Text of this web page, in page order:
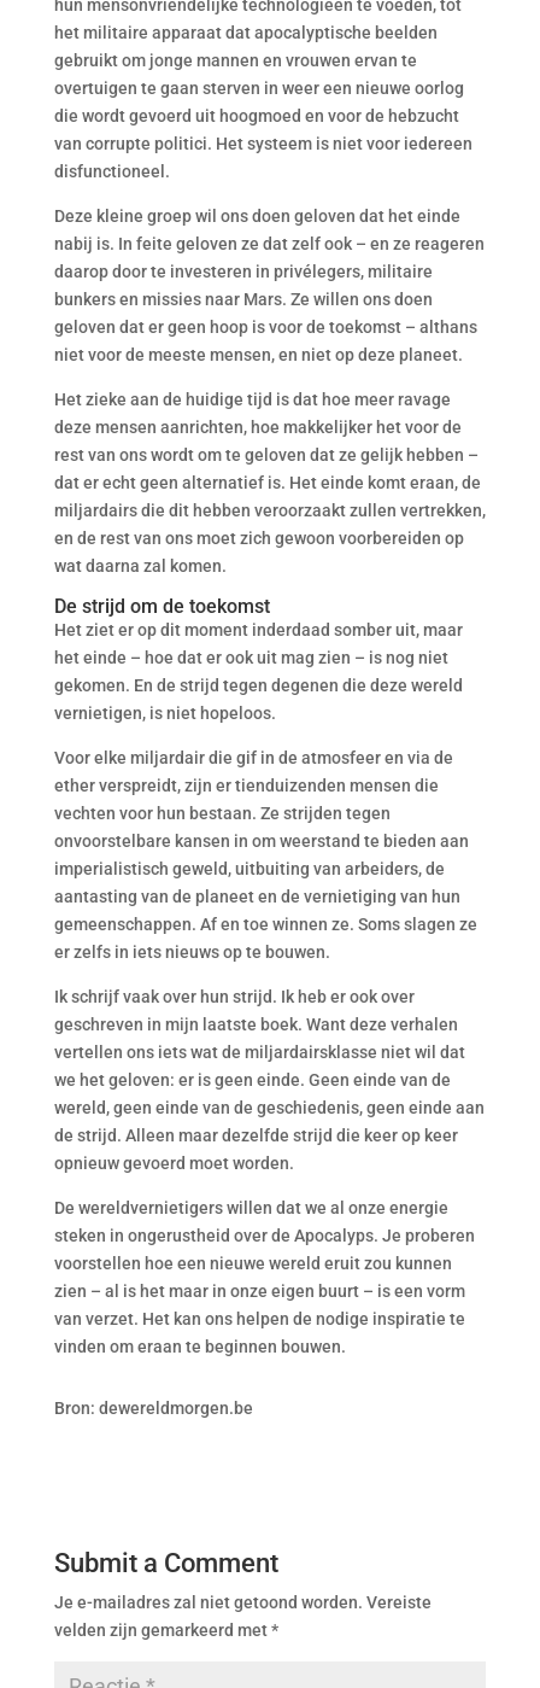
hun mensonvriendelijke technologieën te voeden, tot
het militaire apparaat dat apocalyptische beelden
gebruikt om jonge mannen en vrouwen ervan te
overtuigen te gaan sterven in weer een nieuwe oorlog
die wordt gevoerd uit hoogmoed en voor de hebzucht
van corrupte politici. Het systeem is niet voor iedereen
disfunctioneel.
Deze kleine groep wil ons doen geloven dat het einde
nabij is. In feite geloven ze dat zelf ook – en ze reageren
daarop door te investeren in privélegers, militaire
bunkers en missies naar Mars. Ze willen ons doen
geloven dat er geen hoop is voor de toekomst – althans
niet voor de meeste mensen, en niet op deze planeet.
Het zieke aan de huidige tijd is dat hoe meer ravage
deze mensen aanrichten, hoe makkelijker het voor de
rest van ons wordt om te geloven dat ze gelijk hebben –
dat er echt geen alternatief is. Het einde komt eraan, de
miljardairs die dit hebben veroorzaakt zullen vertrekken,
en de rest van ons moet zich gewoon voorbereiden op
wat daarna zal komen.
De strijd om de toekomst
Het ziet er op dit moment inderdaad somber uit, maar
het einde – hoe dat er ook uit mag zien – is nog niet
gekomen. En de strijd tegen degenen die deze wereld
vernietigen, is niet hopeloos.
Voor elke miljardair die gif in de atmosfeer en via de
ether verspreidt, zijn er tienduizenden mensen die
vechten voor hun bestaan. Ze strijden tegen
onvoorstelbare kansen in om weerstand te bieden aan
imperialistisch geweld, uitbuiting van arbeiders, de
aantasting van de planeet en de vernietiging van hun
gemeenschappen. Af en toe winnen ze. Soms slagen ze
er zelfs in iets nieuws op te bouwen.
Ik schrijf vaak over hun strijd. Ik heb er ook over
geschreven in mijn laatste boek. Want deze verhalen
vertellen ons iets wat de miljardairsklasse niet wil dat
we het geloven: er is geen einde. Geen einde van de
wereld, geen einde van de geschiedenis, geen einde aan
de strijd. Alleen maar dezelfde strijd die keer op keer
opnieuw gevoerd moet worden.
De wereldvernietigers willen dat we al onze energie
steken in ongerustheid over de Apocalyps. Je proberen
voorstellen hoe een nieuwe wereld eruit zou kunnen
zien – al is het maar in onze eigen buurt – is een vorm
van verzet. Het kan ons helpen de nodige inspiratie te
vinden om eraan te beginnen bouwen.
Bron: dewereldmorgen.be
Submit a Comment
Je e-mailadres zal niet getoond worden. Vereiste
velden zijn gemarkeerd met*